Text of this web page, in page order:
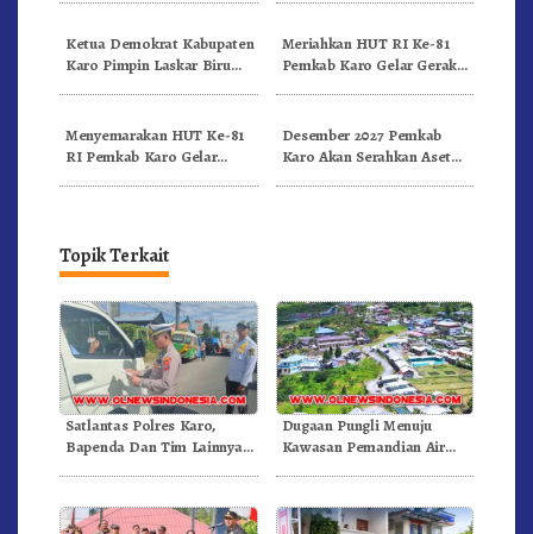
Ketua Demokrat Kabupaten
Karo Pimpin Laskar Biru
Meriahkan HUT RI Ke-81
Pemkab Karo Gelar Gerak
Menyemarakan HUT Ke-81
RI Pemkab Karo Gelar
Desember 2027 Pemkab
Karo Akan Serahkan Aset
Topik Terkait
Satlantas Polres Karo,
Bapenda Dan Tim Lainnya
Dugaan Pungli Menuju
Kawasan Pemandian Air